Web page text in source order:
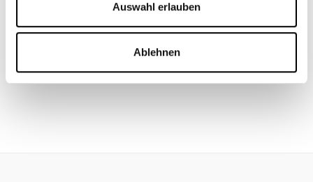
Auswahl erlauben
Ablehnen